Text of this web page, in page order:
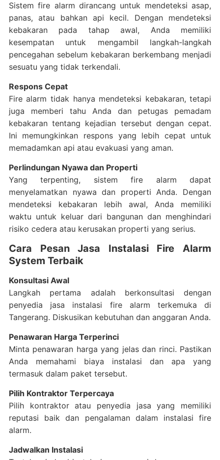
Sistem fire alarm dirancang untuk mendeteksi asap,
panas, atau bahkan api kecil. Dengan mendeteksi
kebakaran pada tahap awal, Anda memiliki
kesempatan untuk mengambil langkah-langkah
pencegahan sebelum kebakaran berkembang menjadi
sesuatu yang tidak terkendali.
Respons Cepat
Fire alarm tidak hanya mendeteksi kebakaran, tetapi
juga memberi tahu Anda dan petugas pemadam
kebakaran tentang kejadian tersebut dengan cepat.
Ini memungkinkan respons yang lebih cepat untuk
memadamkan api atau evakuasi yang aman.
Perlindungan Nyawa dan Properti
Yang terpenting, sistem fire alarm dapat
menyelamatkan nyawa dan properti Anda. Dengan
mendeteksi kebakaran lebih awal, Anda memiliki
waktu untuk keluar dari bangunan dan menghindari
risiko cedera atau kerusakan properti yang serius.
Cara Pesan Jasa Instalasi Fire Alarm
System Terbaik
Konsultasi Awal
Langkah pertama adalah berkonsultasi dengan
penyedia jasa instalasi fire alarm terkemuka di
Tangerang. Diskusikan kebutuhan dan anggaran Anda.
Penawaran Harga Terperinci
Minta penawaran harga yang jelas dan rinci. Pastikan
Anda memahami biaya instalasi dan apa yang
termasuk dalam paket tersebut.
Pilih Kontraktor Terpercaya
Pilih kontraktor atau penyedia jasa yang memiliki
reputasi baik dan pengalaman dalam instalasi fire
alarm.
Jadwalkan Instalasi